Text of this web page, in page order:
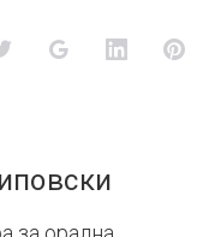
Twitter Google+